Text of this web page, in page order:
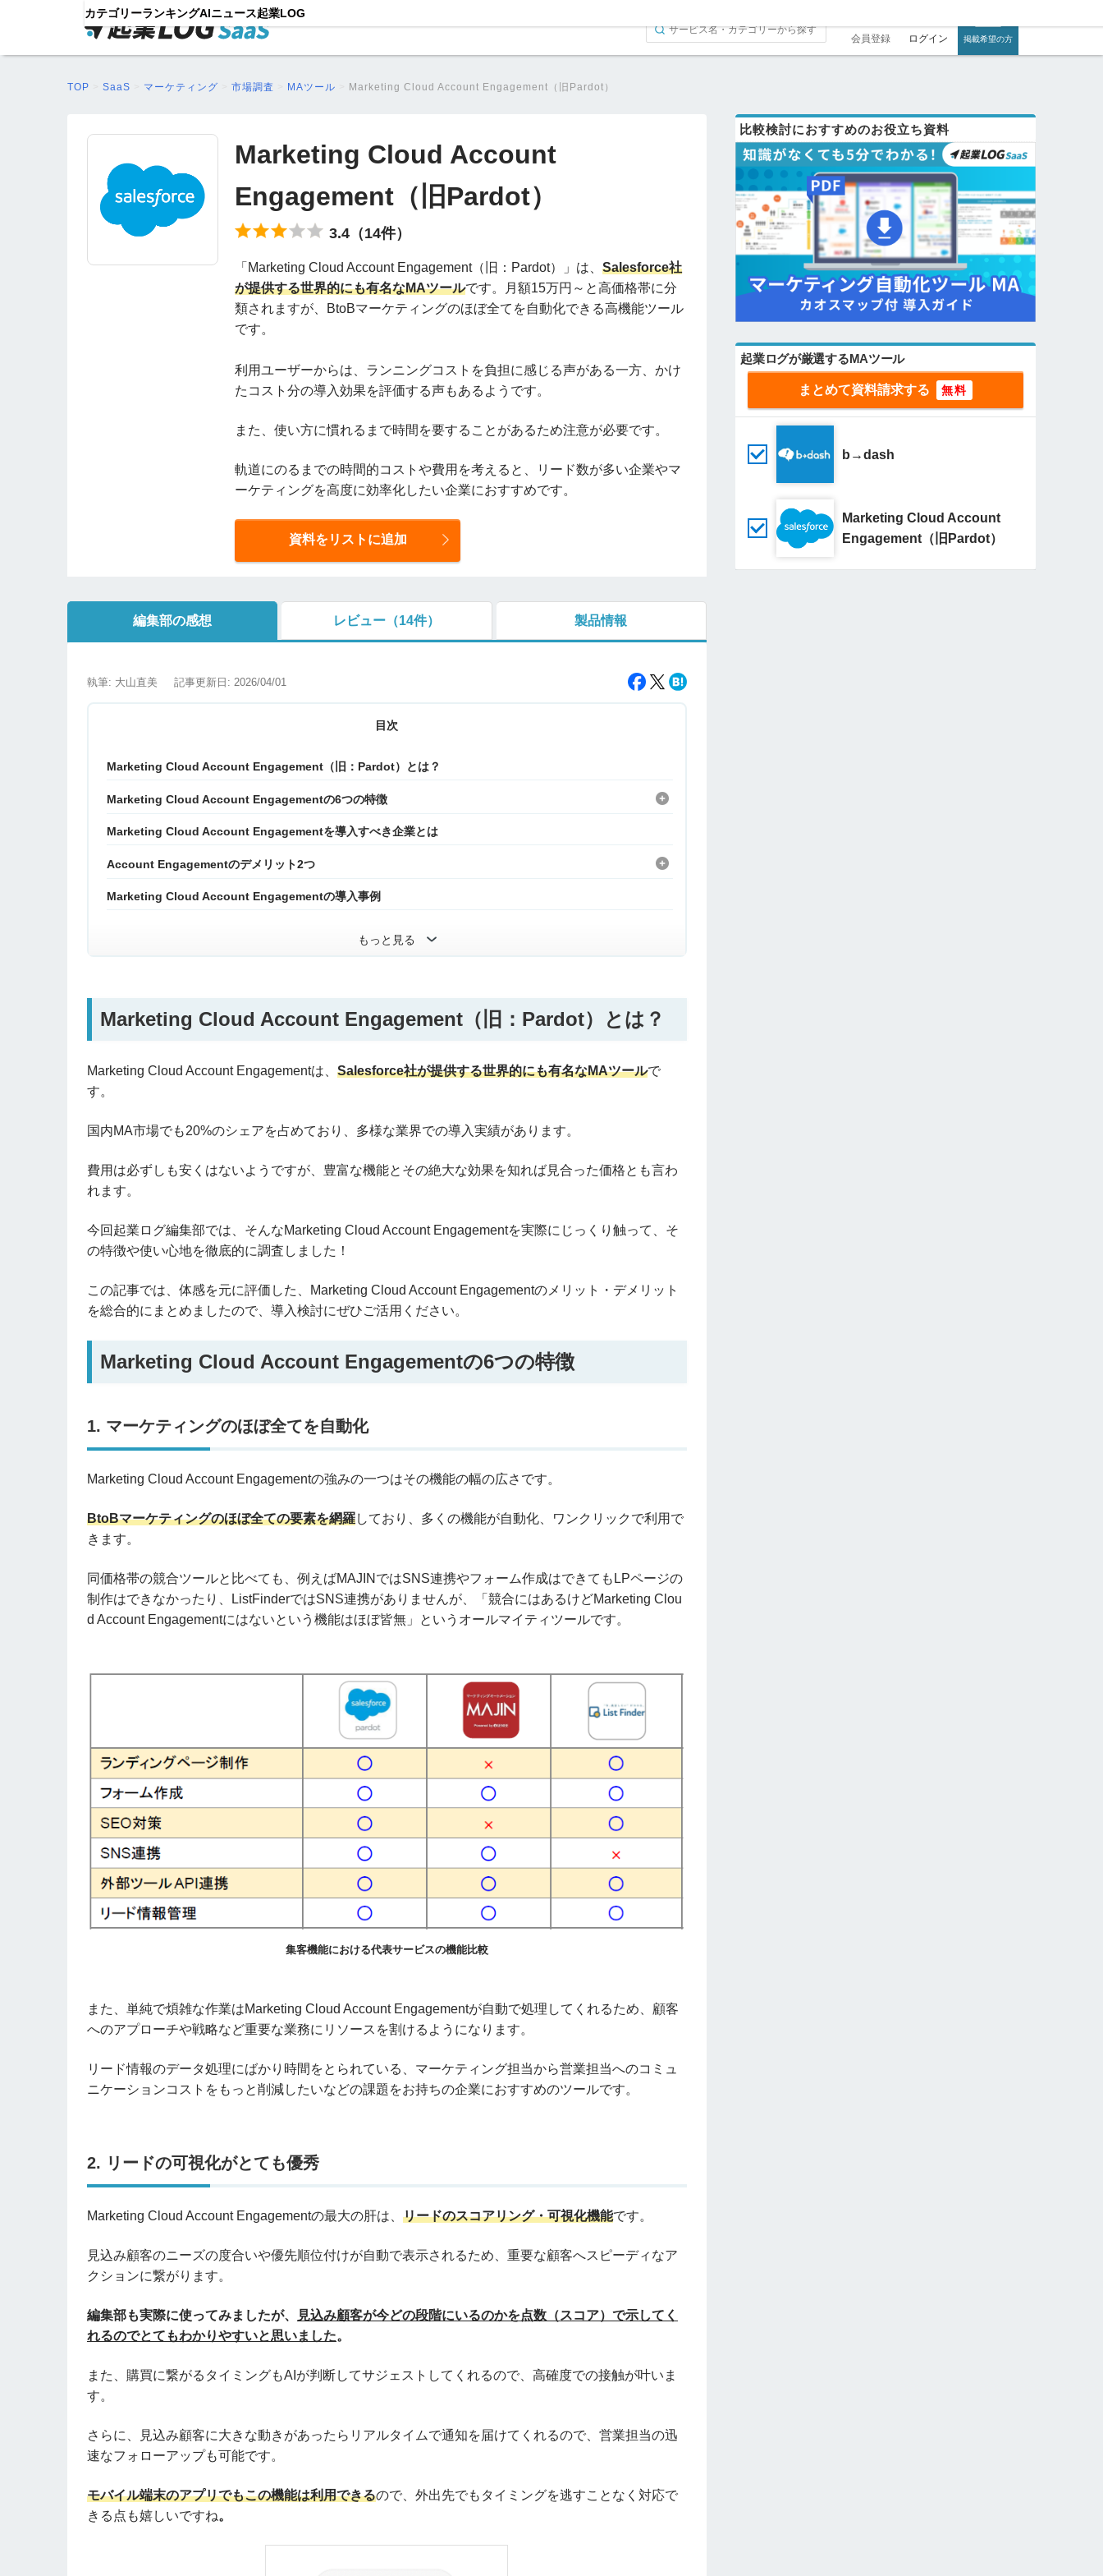
カテゴリーランキングAIニュース起業LOG
会員登録 ログイン 掲載希望の方
TOP SaaS マーケティング 市場調査 MAツール Marketing Cloud Account Engagement（旧Pardot）
Marketing Cloud Account
Engagement（旧Pardot）
3.4（14件）
「Marketing Cloud Account Engagement（旧：Pardot）」は、 Salesforce社
が提供する世界的にも有名なMAツールです。月額15万円～と高価格帯に分
類されますが、BtoBマーケティングのほぼ全てを自動化できる高機能ツール
です。
利用ユーザーからは、ランニングコストを負担に感じる声がある一方、かけ
たコスト分の導入効果を評価する声もあるようです。
また、使い方に慣れるまで時間を要することがあるため注意が必要です。
軌道にのるまでの時間的コストや費用を考えると、リード数が多い企業やマ
ーケティングを高度に効率化したい企業におすすめです。
資料をリストに追加
編集部の感想 レビュー（14件） 製品情報
執筆: 大山直美 記事更新日: 2026/04/01
目次
Marketing Cloud Account Engagement（旧：Pardot）とは？
Marketing Cloud Account Engagementの6つの特徴
Marketing Cloud Account Engagementを導入すべき企業とは
Account Engagementのデメリット2つ
Marketing Cloud Account Engagementの導入事例
もっと見る
Marketing Cloud Account Engagement（旧：Pardot）とは？
Marketing Cloud Account Engagementは、 Salesforce社が提供する世界的にも有名なMAツールで
す。
国内MA市場でも20%のシェアを占めており、多様な業界での導入実績があります。
費用は必ずしも安くはないようですが、豊富な機能とその絶大な効果を知れば見合った価格とも言わ
れます。
今回起業ログ編集部では、そんなMarketing Cloud Account Engagementを実際にじっくり触って、そ
の特徴や使い心地を徹底的に調査しました！
この記事では、体感を元に評価した、Marketing Cloud Account Engagementのメリット・デメリット
を総合的にまとめましたので、導入検討にぜひご活用ください。
Marketing Cloud Account Engagementの6つの特徴
1. マーケティングのほぼ全てを自動化
Marketing Cloud Account Engagementの強みの一つはその機能の幅の広さです。
BtoBマーケティングのほぼ全ての要素を網羅しており、多くの機能が自動化、ワンクリックで利用で
きます。
同価格帯の競合ツールと比べても、例えばMAJINではSNS連携やフォーム作成はできてもLPページの
制作はできなかったり、ListFinderではSNS連携がありませんが、「競合にはあるけどMarketing Clou
d Account Engagementにはないという機能はほぼ皆無」というオールマイティツールです。
集客機能における代表サービスの機能比較
また、単純で煩雑な作業はMarketing Cloud Account Engagementが自動で処理してくれるため、顧客
へのアプローチや戦略など重要な業務にリソースを割けるようになります。
リード情報のデータ処理にばかり時間をとられている、マーケティング担当から営業担当へのコミュ
ニケーションコストをもっと削減したいなどの課題をお持ちの企業におすすめのツールです。
2. リードの可視化がとても優秀
Marketing Cloud Account Engagementの最大の肝は、 リードのスコアリング・可視化機能です。
見込み顧客のニーズの度合いや優先順位付けが自動で表示されるため、重要な顧客へスピーディなア
クションに繋がります。
編集部も実際に使ってみましたが、
見込み顧客が今どの段階にいるのかを点数（スコア）で示してく
れるのでとてもわかりやすいと思いました。
また、購買に繋がるタイミングもAIが判断してサジェストしてくれるので、高確度での接触が叶いま
す。
さらに、見込み顧客に大きな動きがあったらリアルタイムで通知を届けてくれるので、営業担当の迅
速なフォローアップも可能です。
モバイル端末のアプリでもこの機能は利用できるので、外出先でもタイミングを逃すことなく対応で
きる点も嬉しいですね。
比較検討におすすめのお役立ち資料
起業ログが厳選するMAツール
まとめて資料請求する
b→dash
Marketing Cloud Account
Engagement（旧Pardot）